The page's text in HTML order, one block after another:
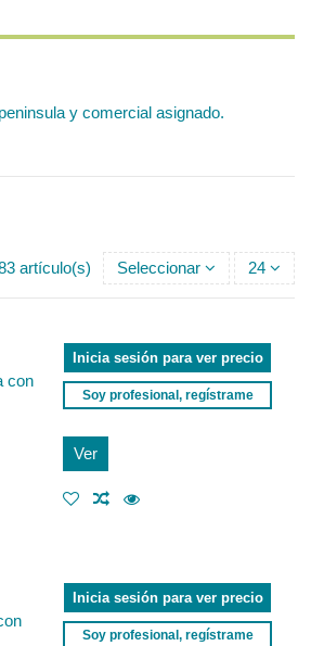
y comercial asignado.
artículo(s) Seleccionar 24
con
Inicia sesión para ver precio
Soy profesional, regístrame
Ver
Inicia sesión para ver precio
Soy profesional, regístrame